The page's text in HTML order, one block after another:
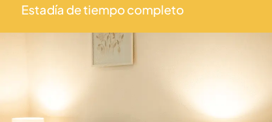
Estadía de tiempo completo